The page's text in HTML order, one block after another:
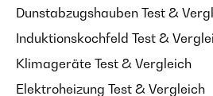
Dunstabzugshauben Test &
Induktionskochfeld Test &
Klimageräte Test & Vergleich
Elektroheizung Test & Vergleich